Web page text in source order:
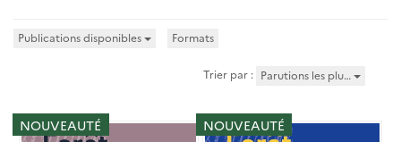
Publications disponibles Formats
Trier par : Parutions les plu…
NOUVEAUTÉ NOUVEAUTÉ